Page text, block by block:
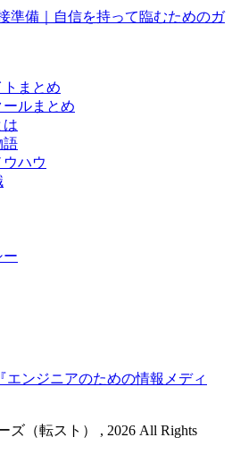
準備｜自信を持って臨むためのガ
トまとめ
ルまとめ
は
語
ハウ
ー
エンジニアのための情報メディ
ズ（転スト） , 2026 All Rights